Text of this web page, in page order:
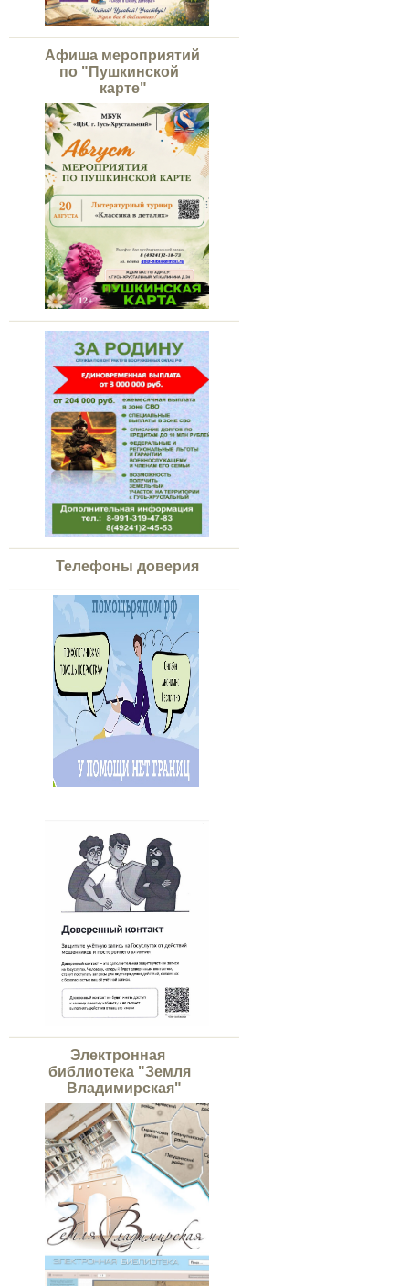
Афиша мероприятий
по "Пушкинской
карте"
Телефоны доверия
Электронная
библиотека "Земля
Владимирская"